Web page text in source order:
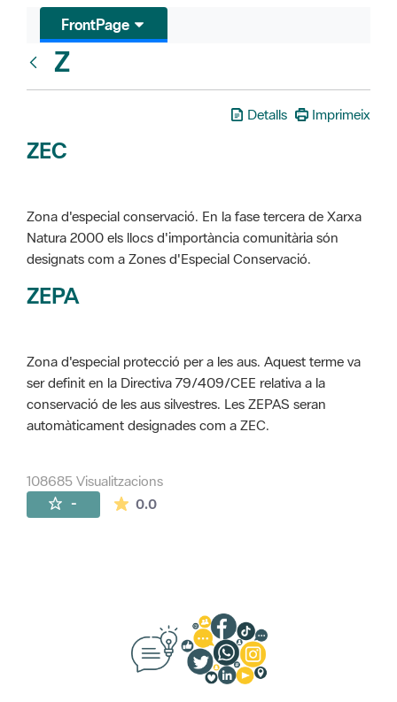
FrontPage
Z
Detalls Imprimeix
ZEC
Zona d'especial conservació. En la fase tercera de Xarxa
Natura 2000 els llocs d'importància comunitària són
designats com a Zones d'Especial Conservació.
ZEPA
Zona d'especial protecció per a les aus. Aquest terme va
ser definit en la Directiva 79/409/CEE relativa a la
conservació de les aus silvestres. Les ZEPAS seran
automàticament designades com a ZEC.
108685 Visualitzacions
- 0.0La mitjana de les valoracions és de 0